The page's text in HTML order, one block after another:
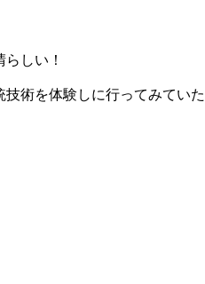
しい！
術を体験しに行ってみていた